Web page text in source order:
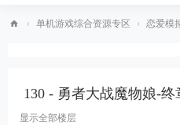
› 单机游戏综合资源专区 › 恋爱模
130 - 勇者大战魔物娘-
显示全部楼层